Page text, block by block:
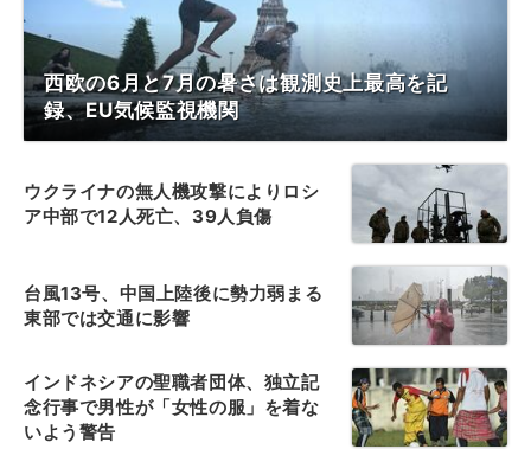
西欧の6月と7月の暑さは観測史上最高を記
録、EU気候監視機関
ウクライナの無人機攻撃によりロシ
ア中部で12人死亡、39人負傷
台風13号、中国上陸後に勢力弱まる
東部では交通に影響
インドネシアの聖職者団体、独立記
念行事で男性が「女性の服」を着な
いよう警告